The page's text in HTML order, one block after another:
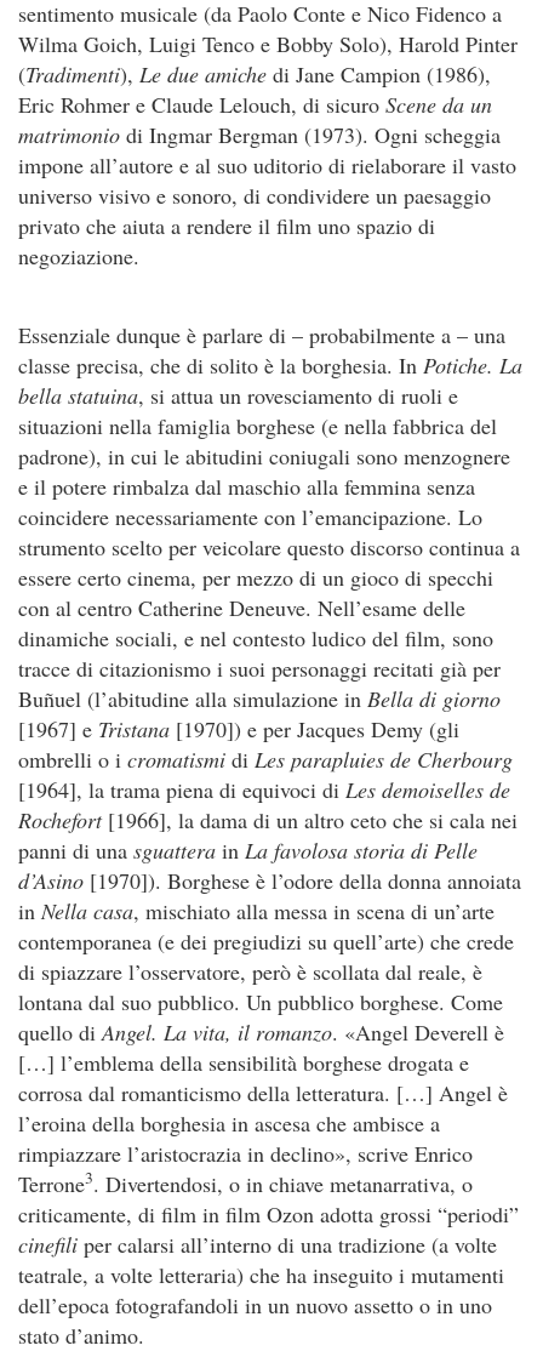
sentimento musicale (da Paolo Conte e Nico Fidenco a
Wilma Goich, Luigi Tenco e Bobby Solo), Harold Pinter
(Tradimenti), Le due amiche di Jane Campion (1986),
Eric Rohmer e Claude Lelouch, di sicuro Scene da un
matrimonio di Ingmar Bergman (1973). Ogni scheggia
impone all’autore e al suo uditorio di rielaborare il vasto
universo visivo e sonoro, di condividere un paesaggio
privato che aiuta a rendere il film uno spazio di
negoziazione.
Essenziale dunque è parlare di – probabilmente a – una
classe precisa, che di solito è la borghesia. In Potiche. La
bella statuina, si attua un rovesciamento di ruoli e
situazioni nella famiglia borghese (e nella fabbrica del
padrone), in cui le abitudini coniugali sono menzognere
e il potere rimbalza dal maschio alla femmina senza
coincidere necessariamente con l’emancipazione. Lo
strumento scelto per veicolare questo discorso continua a
essere certo cinema, per mezzo di un gioco di specchi
con al centro Catherine Deneuve. Nell’esame delle
dinamiche sociali, e nel contesto ludico del film, sono
tracce di citazionismo i suoi personaggi recitati già per
Buñuel (l’abitudine alla simulazione in Bella di giorno
[1967] e Tristana [1970]) e per Jacques Demy (gli
ombrelli o i cromatismi di Les parapluies de Cherbourg
[1964], la trama piena di equivoci di Les demoiselles de
Rochefort [1966], la dama di un altro ceto che si cala nei
panni di una sguattera in La favolosa storia di Pelle
d’Asino [1970]). Borghese è l’odore della donna annoiata
inNella casa, mischiato alla messa in scena di un’arte
contemporanea (e dei pregiudizi su quell’arte) che crede
di spiazzare l’osservatore, però è scollata dal reale, è
lontana dal suo pubblico. Un pubblico borghese. Come
quello diAngel. La vita, il romanzo. «Angel Deverell è
[…] l’emblema della sensibilità borghese drogata e
corrosa dal romanticismo della letteratura. […] Angel è
l’eroina della borghesia in ascesa che ambisce a
rimpiazzare l’aristocrazia in declino», scrive Enrico
Terrone3. Divertendosi, o in chiave metanarrativa, o
criticamente, di film in film Ozon adotta grossi “periodi”
cinefili per calarsi all’interno di una tradizione (a volte
teatrale, a volte letteraria) che ha inseguito i mutamenti
dell’epoca fotografandoli in un nuovo assetto o in uno
stato d’animo.